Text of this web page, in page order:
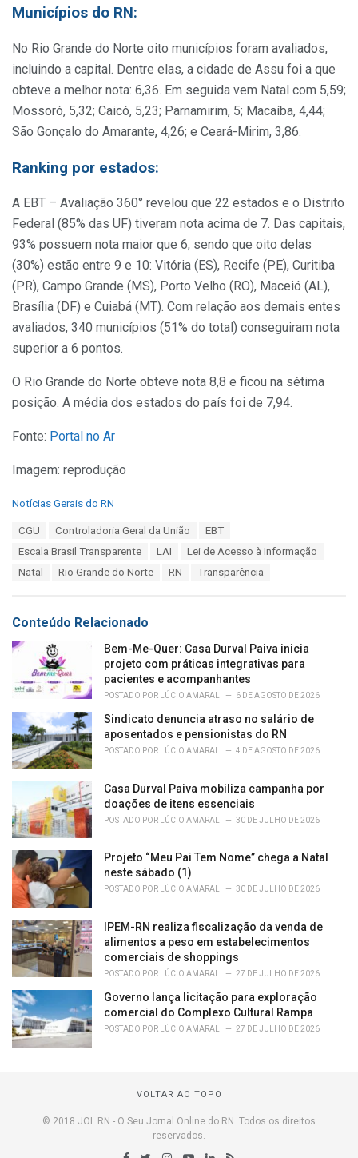
Municípios do RN:
No Rio Grande do Norte oito municípios foram avaliados,
incluindo a capital. Dentre elas, a cidade de Assu foi a que
obteve a melhor nota: 6,36. Em seguida vem Natal com 5,59;
Mossoró, 5,32; Caicó, 5,23; Parnamirim, 5; Macaíba, 4,44;
São Gonçalo do Amarante, 4,26; e Ceará-Mirim, 3,86.
Ranking por estados:
A EBT – Avaliação 360° revelou que 22 estados e o Distrito
Federal (85% das UF) tiveram nota acima de 7. Das capitais,
93% possuem nota maior que 6, sendo que oito delas
(30%) estão entre 9 e 10: Vitória (ES), Recife (PE), Curitiba
(PR), Campo Grande (MS), Porto Velho (RO), Maceió (AL),
Brasília (DF) e Cuiabá (MT). Com relação aos demais entes
avaliados, 340 municípios (51% do total) conseguiram nota
superior a 6 pontos.
O Rio Grande do Norte obteve nota 8,8 e ficou na sétima
posição. A média dos estados do país foi de 7,94.
Fonte: Portal no Ar
Imagem: reprodução
C
e
:
Notícias Gerais do RN
CGU Controladoria Geral da União
EBT
Escala Brasil Transparente
LAI
Lei de Acesso à Informação
Natal
Rio Grande do Norte RN Transparência
Conteúdo Relacionado
Bem-Me-Quer: Casa Durval Paiva inicia
projeto com práticas integrativas para
pacientes e acompanhantes
POSTADO POR LÚCIO AMARAL 6 DE AGOSTO DE 2026
Sindicato denuncia atraso no salário de
aposentados e pensionistas do RN
POSTADO POR LÚCIO AMARAL 4 DE AGOSTO DE 2026
Casa Durval Paiva mobiliza campanha por
doações de itens essenciais
POSTADO POR LÚCIO AMARAL 30 DE JULHO DE 2026
Projeto “Meu Pai Tem Nome” chega a Natal
neste sábado (1)
POSTADO POR LÚCIO AMARAL 30 DE JULHO DE 2026
IPEM-RN realiza fiscalização da venda de
alimentos a peso em estabelecimentos
comerciais de shoppings
POSTADO POR LÚCIO AMARAL 27 DE JULHO DE 2026
Governo lança licitação para exploração
comercial do Complexo Cultural Rampa
POSTADO POR LÚCIO AMARAL 27 DE JULHO DE 2026
VOLTAR AO TOPO
© 2018 JOL RN - O Seu Jornal Online do RN. Todos os direitos
reservados.